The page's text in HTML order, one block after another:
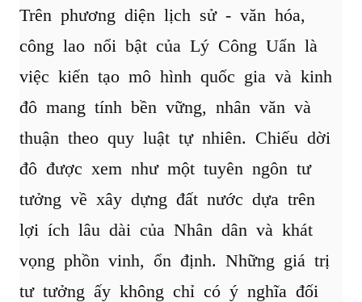
Trên phương diện lịch sử - văn hóa,
công lao nổi bật của Lý Công Uẩn là
việc kiến tạo mô hình quốc gia và kinh
đô mang tính bền vững, nhân văn và
thuận theo quy luật tự nhiên. Chiếu dời
đô được xem như một tuyên ngôn tư
tưởng về xây dựng đất nước dựa trên
lợi ích lâu dài của Nhân dân và khát
vọng phồn vinh, ổn định. Những giá trị
tư tưởng ấy không chỉ có ý nghĩa đối